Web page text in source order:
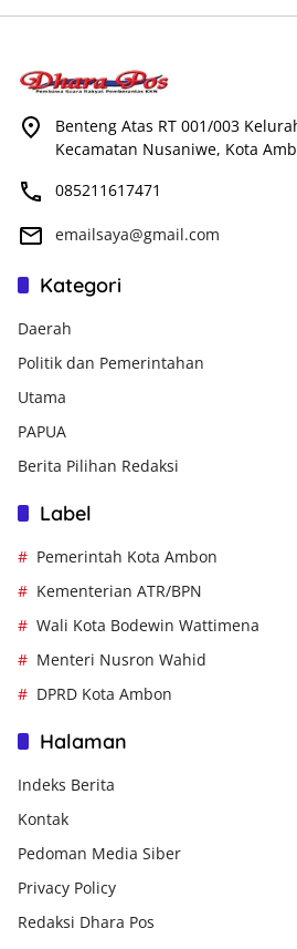
Benteng Atas RT 001/003
Kecamatan Nusaniwe, Kota
085211617471
emailsaya@gmail.com
Kategori
Daerah
Politik dan Pemerintahan
Utama
PAPUA
Berita Pilihan Redaksi
Label
Pemerintah Kota Ambon
Kementerian ATR/BPN
Wali Kota Bodewin Wattimena
Menteri Nusron Wahid
DPRD Kota Ambon
Halaman
Indeks Berita
Kontak
Pedoman Media Siber
Privacy Policy
Redaksi Dhara Pos